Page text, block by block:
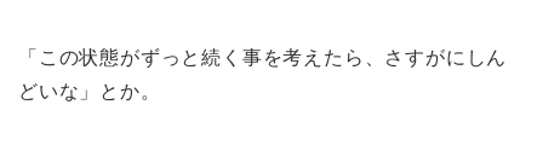
「この状態がずっと続く事を考えたら、さすがにしん
どいな」とか。